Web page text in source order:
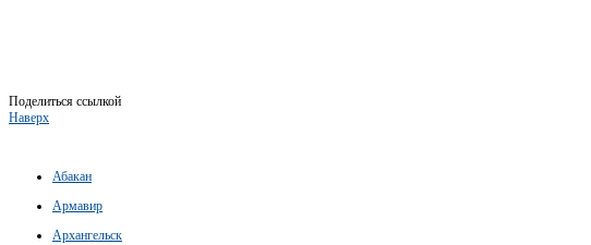
Поделиться ссылкой
Наверх
Абакан
Армавир
Архангельск